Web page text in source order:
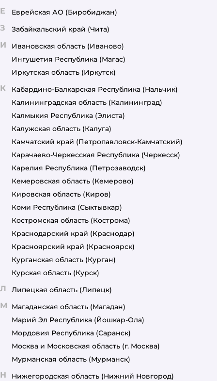
Е Еврейская АО (Биробиджан)
З Забайкальский край (Чита)
И Ивановская область (Иваново)
Ингушетия Республика (Магас)
Иркутская область (Иркутск)
К Кабардино-Балкарская Республика (Нальчик)
Калининградская область (Калининград)
Калмыкия Республика (Элиста)
Калужская область (Калуга)
Камчатский край (Петропавловск-Камчатский)
Карачаево-Черкесская Республика (Черкесск)
Карелия Республика (Петрозаводск)
Кемеровская область (Кемерово)
Кировская область (Киров)
Коми Республика (Сыктывкар)
Костромская область (Кострома)
Краснодарский край (Краснодар)
Красноярский край (Красноярск)
Курганская область (Курган)
Курская область (Курск)
Л Липецкая область (Липецк)
М Магаданская область (Магадан)
Марий Эл Республика (Йошкар-Ола)
Мордовия Республика (Саранск)
Москва и Московская область (г. Москва)
Мурманская область (Мурманск)
Н Нижегородская область (Нижний Новгород)